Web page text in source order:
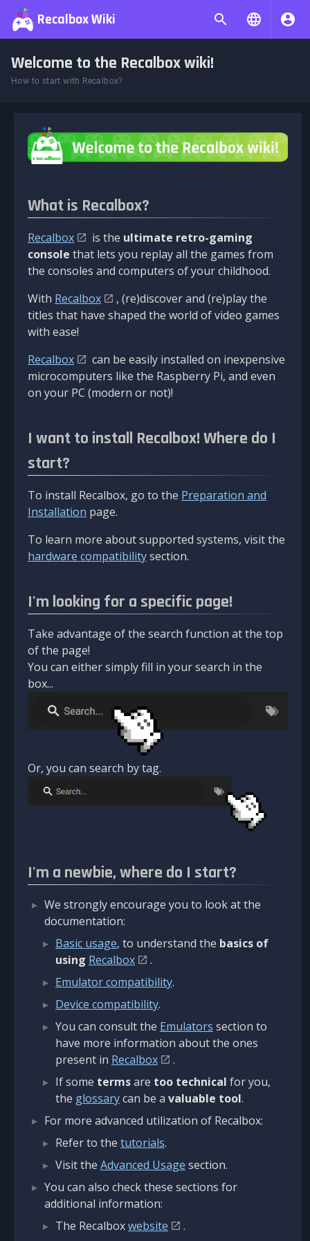
Recalbox Wiki
Welcome to the Recalbox wiki!
How to start with Recalbox?
What is Recalbox?
Recalbox is the ultimate retro-gaming
console that lets you replay all the games from
the consoles and computers of your childhood.
With Recalbox
, (re)discover and (re)play the
titles that have shaped the world of video games
with ease!
Recalbox
can be easily installed on inexpensive
microcomputers like the Raspberry Pi, and even
on your PC (modern or not)!
I want to install Recalbox! Where do I
start?
To install Recalbox, go to the Preparation and
Installation page.
To learn more about supported systems, visit the
hardware compatibilitysection.
I'm looking for a specific page!
Take advantage of the search function at the top
of the page!
You can either simply fill in your search in the
box...
Or, you can search by tag.
I'm a newbie, where do I start?
We strongly encourage you to look at the
documentation:
Basic usage, to understand the basics of
using Recalbox
.
Emulator compatibility.
Device compatibility.
You can consult the Emulators section to
have more information about the ones
present in Recalbox
.
If some termsare too technical for you,
the glossarycan be a valuable tool.
For more advanced utilization of Recalbox:
Refer to the tutorials.
Visit the Advanced Usage section.
You can also check these sections for
additional information:
The Recalboxwebsite
.